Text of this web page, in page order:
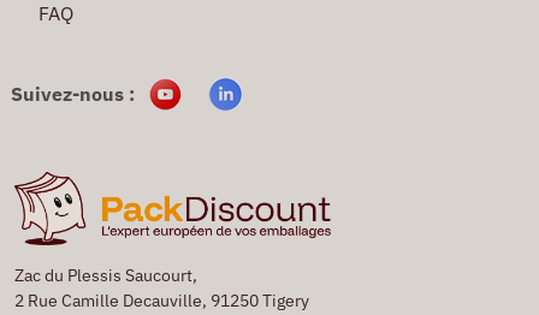
Zac du Plessis Saucourt,
2 Rue Camille Decauville, 91250 Tigery
FAQ
Suivez-nous :